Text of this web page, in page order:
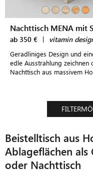
ab 350 € | vitamin
Geradliniges Design und
edle Ausstrahlung zeichnen
Nachttisch aus massivem
Beistelltisch aus
Ablageflächen als
oder Nachttisch